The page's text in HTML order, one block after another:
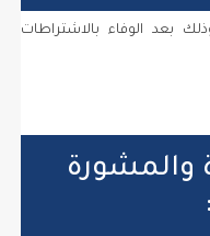
بعد الوفاء بالاشتراطات
والمشورة